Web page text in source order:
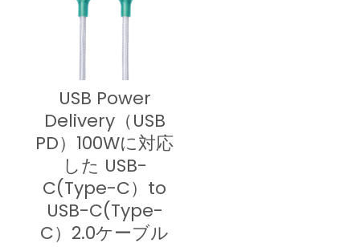
USB Power
Delivery（USB
PD）100Wに対応
した USB-
C(Type-C）to
USB-C(Type-
C）2.0ケーブル